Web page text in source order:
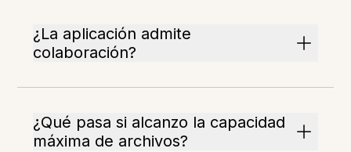
¿La aplicación admite
colaboración?
¿Qué pasa si alcanzo la capacidad
máxima de archivos?